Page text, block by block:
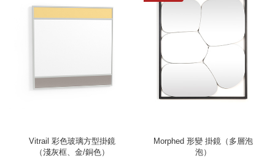
Vitrail 彩色玻璃方型掛鏡
（淺灰框、金/銅色）
Morphed 形變 掛鏡（多層泡
泡）